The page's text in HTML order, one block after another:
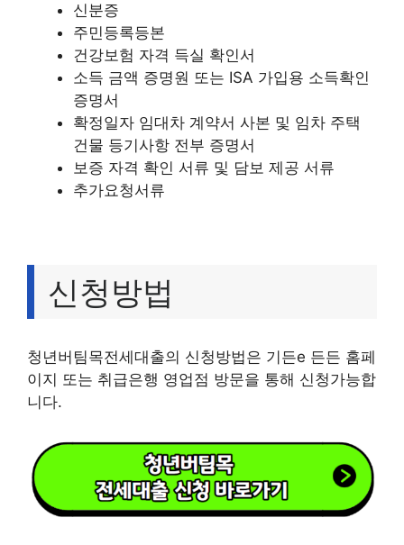
신분증
주민등록등본
건강보험 자격 득실 확인서
소득 금액 증명원 또는 ISA 가입용 소득확인
증명서
확정일자 임대차 계약서 사본 및 임차 주택
건물 등기사항 전부 증명서
보증 자격 확인 서류 및 담보 제공 서류
추가요청서류
신청방법
청년버팀목전세대출의 신청방법은 기든e 든든 홈페
이지 또는 취급은행 영업점 방문을 통해 신청가능합
니다.